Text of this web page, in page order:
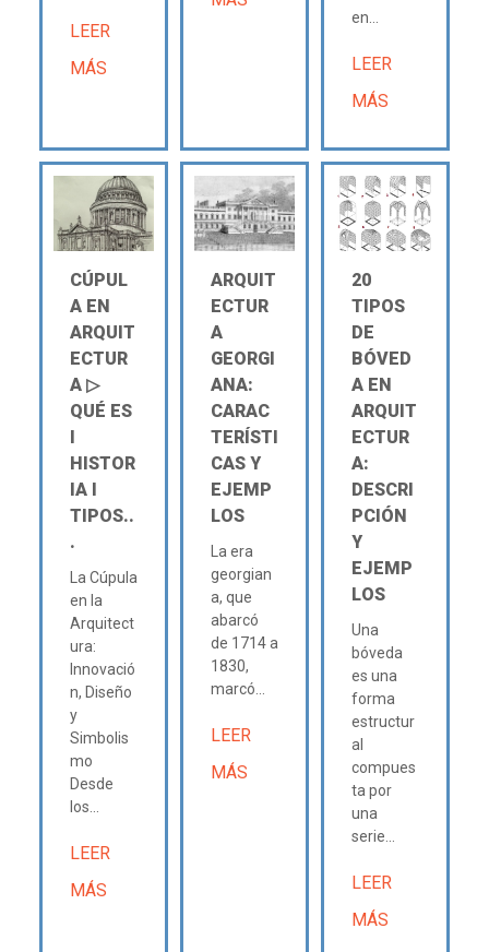
LEER
MÁS
en...
LEER
MÁS
CÚPUL
A EN
ARQUIT
ECTUR
A ▷
QUÉ ES
Ι
HISTOR
IA Ι
TIPOS..
.
La Cúpula
en la
Arquitect
ura:
Innovació
n, Diseño
y
Simbolis
mo
Desde
los...
LEER
MÁS
ARQUIT
ECTUR
A
GEORGI
ANA:
CARAC
TERÍSTI
CAS Y
EJEMP
LOS
La era
georgian
a, que
abarcó
de 1714 a
1830,
marcó...
LEER
MÁS
20
TIPOS
DE
BÓVED
A EN
ARQUIT
ECTUR
A:
DESCRI
PCIÓN
Y
EJEMP
LOS
Una
bóveda
es una
forma
estructur
al
compues
ta por
una
serie...
LEER
MÁS